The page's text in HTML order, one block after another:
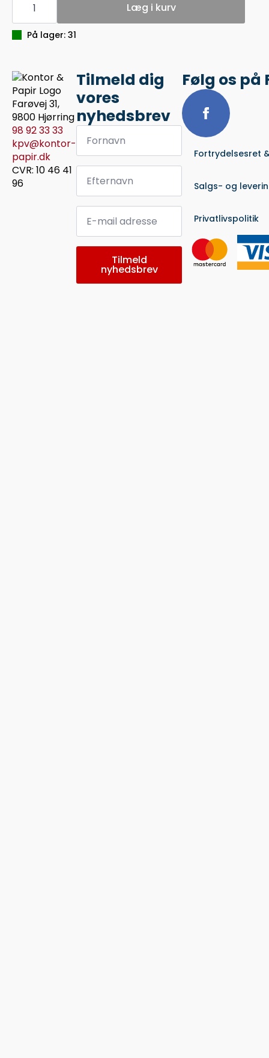
DOBBELT
BLÅ
antal
Læg i kurv
På lager: 31
Farøvej 31,
9800 Hjørring
98 92 33 33
kpv@kontor-
papir.dk
CVR: 10 46 41
96
Tilmeld dig
vores
nyhedsbrev
Fornavn
Efternavn
Email
Tilmeld
nyhedsbrev
Følg os på
Fortrydelsesret
Salgs- og
Privatlivspolitik